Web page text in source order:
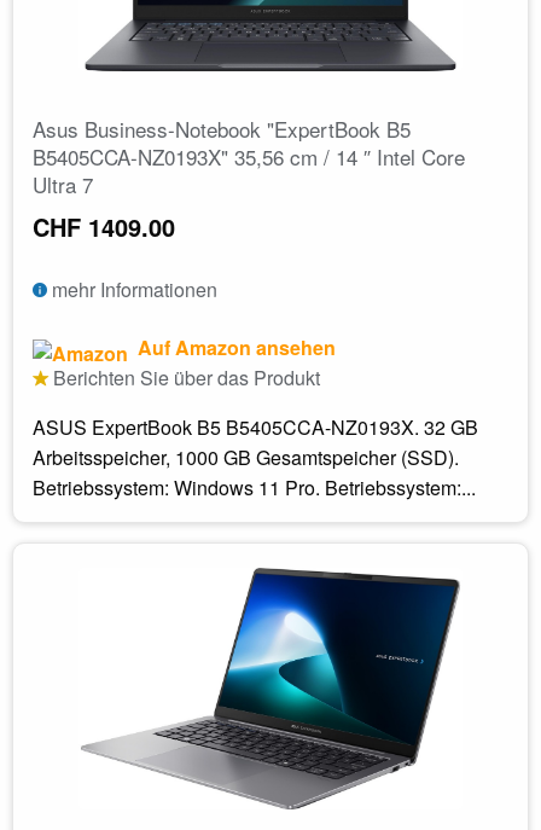
Asus Business-Notebook "ExpertBook B5
B5405CCA-NZ0193X" 35,56 cm / 14 ″ Intel Core
Ultra 7
CHF 1409.00
mehr Informationen
Auf Amazon ansehen
Berichten Sie über das Produkt
ASUS ExpertBook B5 B5405CCA-NZ0193X. 32 GB
Arbeitsspeicher, 1000 GB Gesamtspeicher (SSD).
Betriebssystem: Windows 11 Pro. Betriebssystem:...